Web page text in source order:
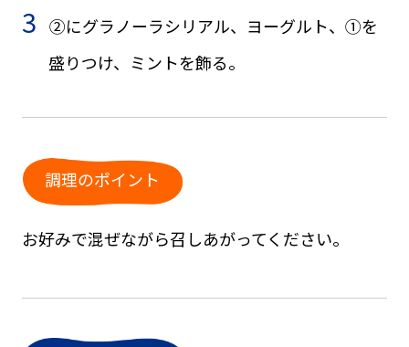
②にグラノーラシリアル、ヨーグルト、①を
盛りつけ、ミントを飾る。
調理のポイント
お好みで混ぜながら召しあがってください。